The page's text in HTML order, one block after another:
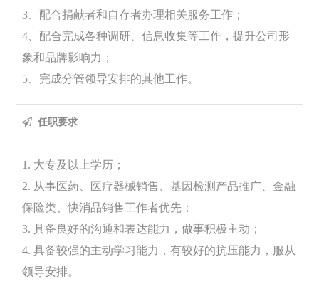
3、配合捐献者和自存者办理相关服务工作；
4、配合完成各种调研、信息收集等工作，提升公司形
象和品牌影响力；
5、完成分管领导安排的其他工作。
任职要求
1. 大专及以上学历；
2. 从事医药、医疗器械销售、基因检测产品推广、金融
保险类、快消品销售工作者优先；
3. 具备良好的沟通和表达能力，做事积极主动；
4. 具备较强的主动学习能力，有较好的抗压能力，服从
领导安排。